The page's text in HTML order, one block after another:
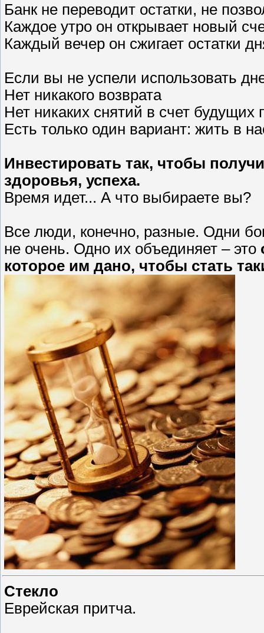
Банк не переводит остатки, не
Каждое утро он открывает новый
Каждый вечер он сжигает остатки
Если вы не успели использовать
Нет никакого возврата
Нет никаких снятий в счет будущих
Есть только один вариант: жить в
Инвестировать так, чтобы
здоровья, успеха.
Время идет... А что выбираете вы?
Все люди, конечно, разные. Одни
не очень. Одно их объединяет – это
которое им дано, чтобы стать
Стекло
Еврейская притча.